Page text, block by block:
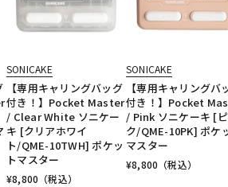
SONICAKE
【専用キャリングバッグ
付き！】Pocket Master
/ Clear White ソニケー
キ [クリアホワイ
ト/QME-10TWH] ポケッ
トマスター
¥8,800 （税込）
SONICAKE
【専用キャリングバ
付き！】Pocket
/ Pink ソニケーキ [
ク/QME-10PK] ポケ
マスター
¥8,800 （税込）